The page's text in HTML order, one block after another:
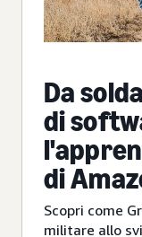
Da
di
di
Green
Scopri come
militare allo